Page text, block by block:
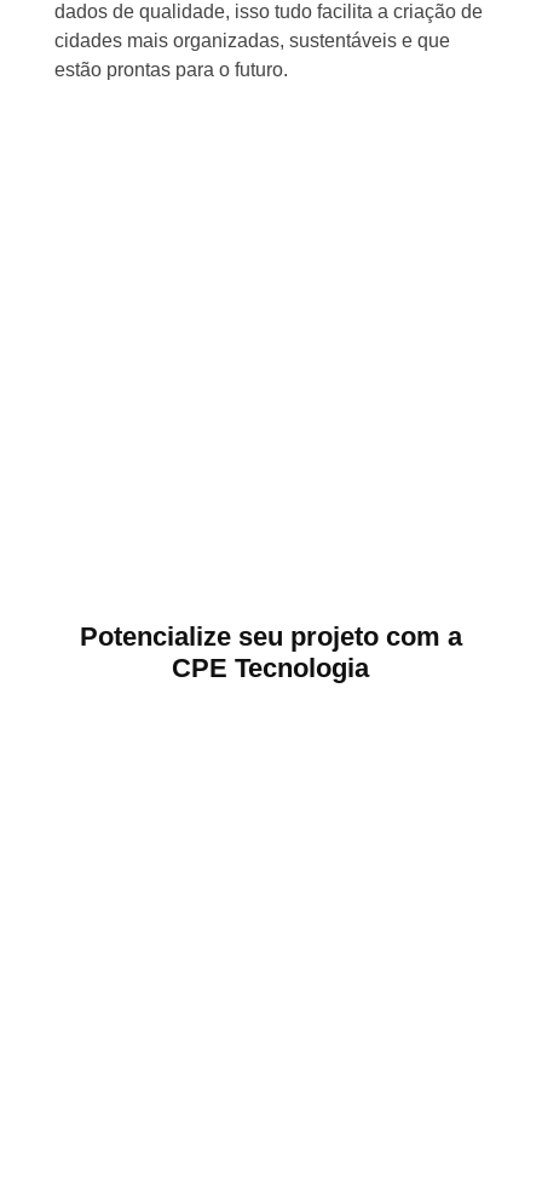
dados de qualidade, isso tudo facilita a criação de
cidades mais organizadas, sustentáveis e que
estão prontas para o futuro.
Potencialize seu projeto com a
CPE Tecnologia